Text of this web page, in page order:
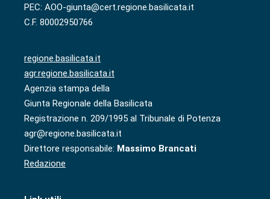
PEC: AOO-giunta@cert.regione.basilicata.it
C.F. 80002950766
regione.basilicata.it
agr.regione.basilicata.it
Agenzia stampa della
Giunta Regionale della Basilicata
Registrazione n. 209/1995 al Tribunale di Potenza
agr@regione.basilicata.it
Direttore responsabile: Massimo Brancati
Redazione